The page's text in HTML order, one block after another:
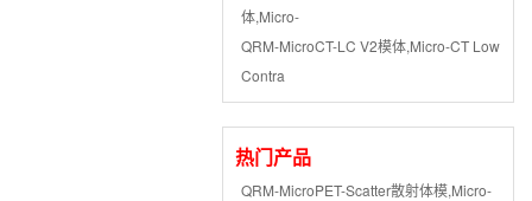
体,Micro-
QRM-MicroCT-LC V2模体,Micro-CT Low
Contra
热门产品
QRM-MicroPET-Scatter散射体模,Micro-